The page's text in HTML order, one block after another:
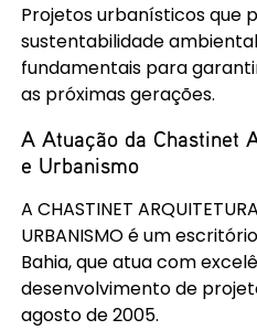
Projetos urbanísticos que
sustentabilidade
fundamentais para
as próximas gerações.
A Atuação da Chastinet
e Urbanismo
A CHASTINET
URBANISMO é um
Bahia, que atua com
desenvolvimento de
agosto de 2005.